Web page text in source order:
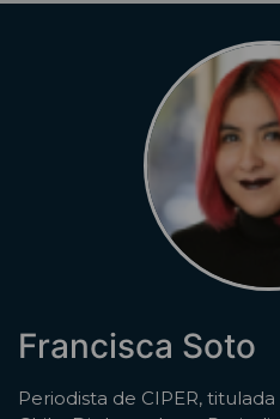
Francisca Soto
Periodista de CIPER,